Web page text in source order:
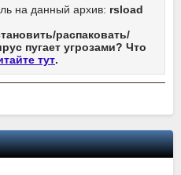
на данный архив: rsload
распаковать/
пугает угрозами? Что
тут.